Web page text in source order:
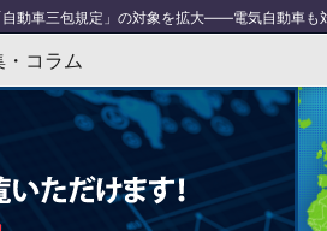
動車三包規定」の対象を拡大――電気自動車も
気自動車・ハイブリッドカーの充電インフラの規格最低
カーおよびトラックに関する大統領令を発表（
初めて国内の交通手段を全て脱炭素化へ （4/5
がスタート、法案提出は2022年第4四半期の予定
・コラム